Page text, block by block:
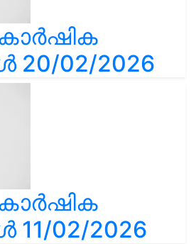
20/02/2026
02/2026